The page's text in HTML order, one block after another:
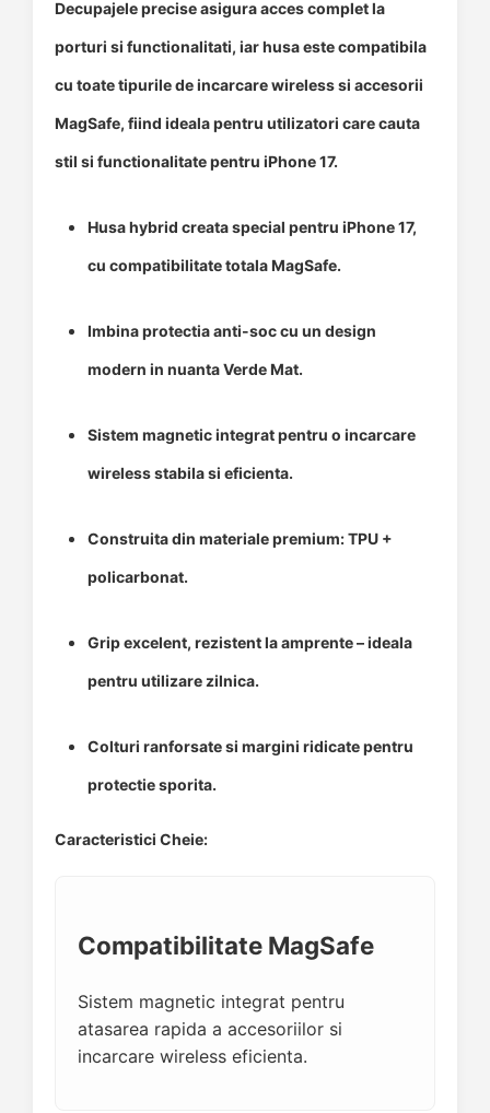
Decupajele precise asigura acces complet la
porturi si functionalitati, iar husa este compatibila
cu toate tipurile de incarcare wireless si accesorii
MagSafe, fiind ideala pentru utilizatori care cauta
stil si functionalitate pentru iPhone 17.
Husa hybrid creata special pentru iPhone 17,
cu compatibilitate totala MagSafe.
Imbina protectia anti-soc cu un design
modern in nuanta Verde Mat.
Sistem magnetic integrat pentru o incarcare
wireless stabila si eficienta.
Construita din materiale premium: TPU +
policarbonat.
Grip excelent, rezistent la amprente – ideala
pentru utilizare zilnica.
Colturi ranforsate si margini ridicate pentru
protectie sporita.
Caracteristici Cheie:
Compatibilitate MagSafe
Sistem magnetic integrat pentru
atasarea rapida a accesoriilor si
incarcare wireless eficienta.